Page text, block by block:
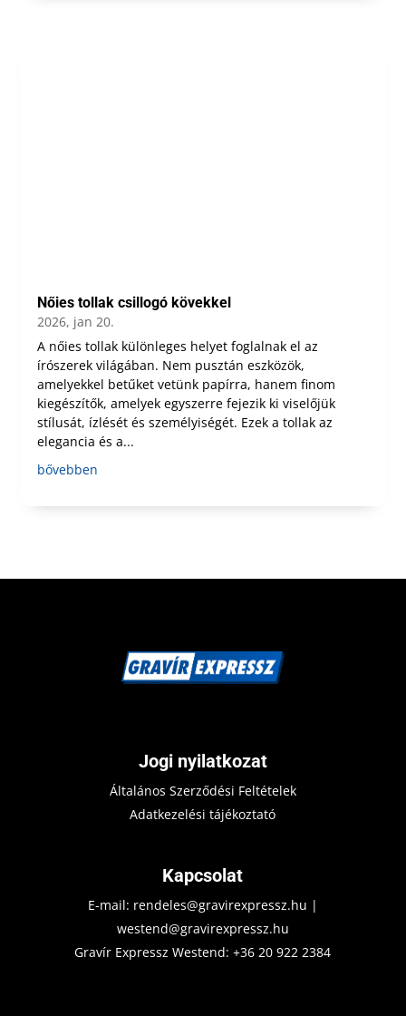
Nőies tollak csillogó kövekkel
2026, jan 20.
A nőies tollak különleges helyet foglalnak el az
írószerek világában. Nem pusztán eszközök,
amelyekkel betűket vetünk papírra, hanem finom
kiegészítők, amelyek egyszerre fejezik ki viselőjük
stílusát, ízlését és személyiségét. Ezek a tollak az
elegancia és a...
bővebben
Jogi nyilatkozat
Általános Szerződési Feltételek
Adatkezelési tájékoztató
Kapcsolat
E-mail: rendeles@gravirexpressz.hu |
westend@gravirexpressz.hu
Gravír Expressz Westend:+36 20 922 2384